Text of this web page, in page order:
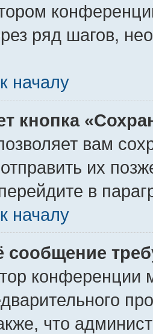
ряд шагов,
началу
кнопка
вам
их
в
началу
сообщение
конференции
что